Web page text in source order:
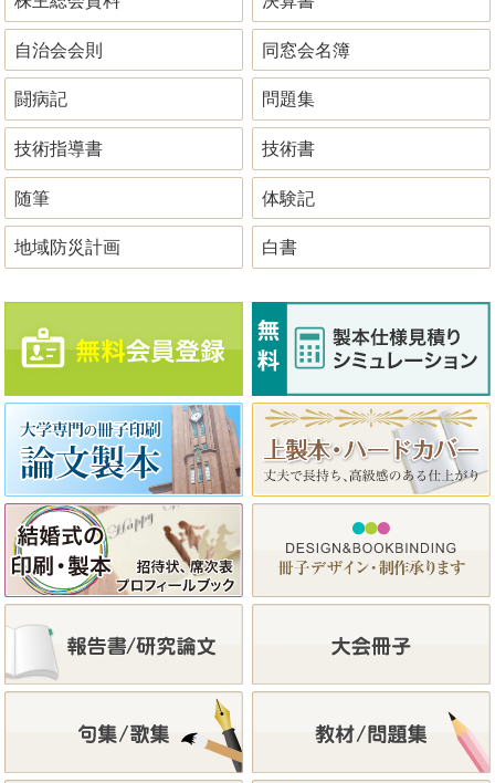
自治会会則 同窓会名簿
闘病記 問題集
技術指導書 技術書
随筆 体験記
地域防災計画 白書